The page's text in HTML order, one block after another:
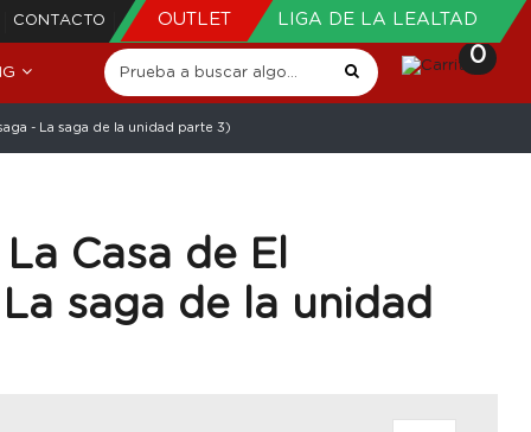
CONTACTO OUTLET LIGA DE LA LEALTAD
0
- La saga de la unidad parte 3)
Casa de El
saga de la unidad